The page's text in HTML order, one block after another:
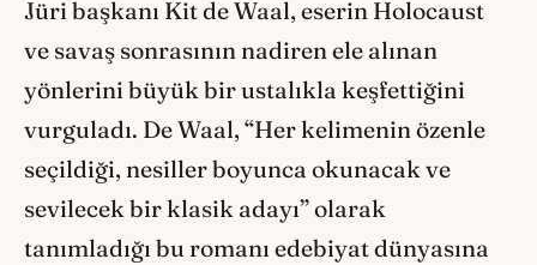
Jüri başkanı Kit de Waal, eserin Holocaust
ve savaş sonrasının nadiren ele alınan
yönlerini büyük bir ustalıkla keşfettiğini
vurguladı. De Waal, “Her kelimenin özenle
seçildiği, nesiller boyunca okunacak ve
sevilecek bir klasik adayı” olarak
tanımladığı bu romanı edebiyat dünyasına